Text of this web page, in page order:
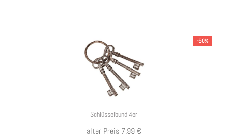
-50%
Schlüsselbund 4er
alter Preis 7.99 €